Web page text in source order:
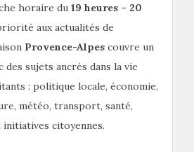
horaire du 19 heures – 20
aux actualités de
Provence-Alpes couvre un
sujets ancrés dans la vie
: politique locale, économie,
météo, transport, santé,
citoyennes.